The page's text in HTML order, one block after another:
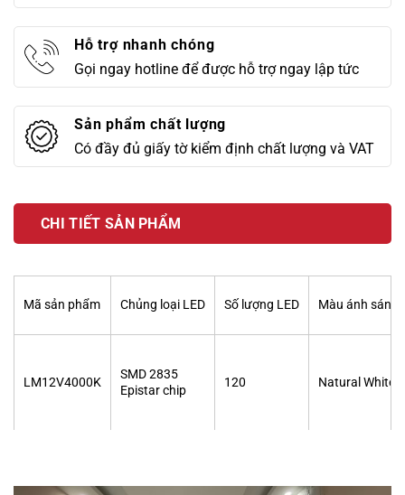
Hỗ trợ nhanh chóng
Gọi ngay hotline để được hỗ trợ ngay lập tức
Sản phẩm chất lượng
Có đầy đủ giấy tờ kiểm định chất lượng và VAT
CHI TIẾT SẢN PHẨM
Mã sản phẩm Chủng loại LED Số lượng LED Màu ánh sáng
LM12V4000K
SMD 2835
Epistar chip
120 Natural White